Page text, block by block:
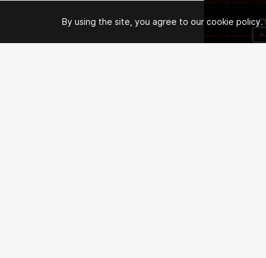
By using the site, you agree to our cookie policy.